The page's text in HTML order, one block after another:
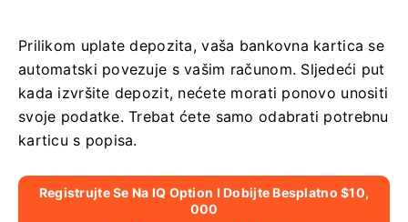
Prilikom uplate depozita, vaša bankovna kartica se
automatski povezuje s vašim računom. Sljedeći put
kada izvršite depozit, nećete morati ponovo unositi
svoje podatke. Trebat ćete samo odabrati potrebnu
karticu s popisa.
Registrujte Se Na IQ Option I Dobijte Besplatno $10,
000